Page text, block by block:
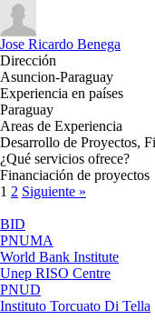
Jose Ricardo Benega
Dirección
Asuncion-Paraguay
Experiencia en países
Paraguay
Areas de Experiencia
Desarrollo de Proyectos,
¿Qué servicios ofrece?
Financiación de proyectos
1 2 Siguiente »
BID
PNUMA
World Bank Institute
Unep RISO Centre
PNUD
Instituto Torcuato Di Tella